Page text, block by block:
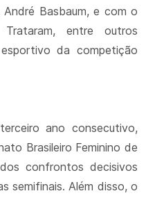
Basbaum, e com o
entre outros
da competição
ano consecutivo,
Brasileiro Feminino de
confrontos decisivos
semifinais. Além disso, o